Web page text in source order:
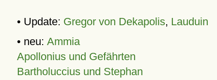
• Update: Gregor von Dekapolis, Lauduin
• neu: Ammia
Apollonius und Gefährten
Bartholuccius und Stephan